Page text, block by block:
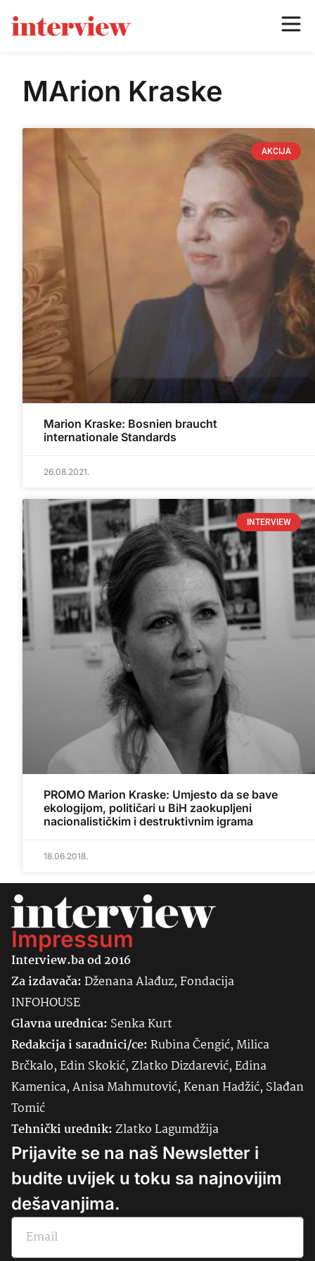
MArion Kraske
AKCIJA
Marion Kraske: Bosnien braucht
internationale Standards
26.08.2021.
INTERVIEW
PROMO Marion Kraske: Umjesto da se bave
ekologijom, političari u BiH zaokupljeni
nacionalističkim i destruktivnim igrama
18.06.2018.
Impressum
Interview.ba od 2016
Za izdavača:Dženana Alađuz, Fondacija
INFOHOUSE
Glavna urednica: SenkaKurt
Redakcija i saradnici/ce:Rubina Čengić, Milica
Brčkalo, Edin Skokić, Zlatko Dizdarević, Edina
Kamenica, Anisa Mahmutović, Kenan Hadžić, Slađan
Tomić
Tehnički urednik:Zlatko Lagumdžija
Prijavite se na naš Newsletter i
budite uvijek u toku sa najnovijim
dešavanjima.